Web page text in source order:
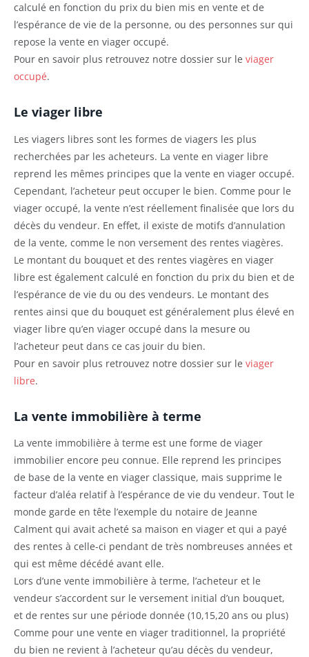
calculé en fonction du prix du bien mis en vente et de
l’espérance de vie de la personne, ou des personnes sur qui
repose la vente en viager occupé.
Pour en savoir plus retrouvez notre dossier sur le viager
occupé.
Le viager libre
Les viagers libres sont les formes de viagers les plus
recherchées par les acheteurs. La vente en viager libre
reprend les mêmes principes que la vente en viager occupé.
Cependant, l’acheteur peut occuper le bien. Comme pour le
viager occupé, la vente n’est réellement finalisée que lors du
décès du vendeur. En effet, il existe de motifs d’annulation
de la vente, comme le non versement des rentes viagères.
Le montant du bouquet et des rentes viagères en viager
libre est également calculé en fonction du prix du bien et de
l’espérance de vie du ou des vendeurs. Le montant des
rentes ainsi que du bouquet est généralement plus élevé en
viager libre qu’en viager occupé dans la mesure ou
l’acheteur peut dans ce cas jouir du bien.
Pour en savoir plus retrouvez notre dossier sur le viager
libre.
La vente immobilière à terme
La vente immobilière à terme est une forme de viager
immobilier encore peu connue. Elle reprend les principes
de base de la vente en viager classique, mais supprime le
facteur d’aléa relatif à l’espérance de vie du vendeur. Tout le
monde garde en tête l’exemple du notaire de Jeanne
Calment qui avait acheté sa maison en viager et qui a payé
des rentes à celle-ci pendant de très nombreuses années et
qui est même décédé avant elle.
Lors d’une vente immobilière à terme, l’acheteur et le
vendeur s’accordent sur le versement initial d’un bouquet,
et de rentes sur une période donnée (10,15,20 ans ou plus)
Comme pour une vente en viager traditionnel, la propriété
du bien ne revient à l’acheteur qu’au décès du vendeur,